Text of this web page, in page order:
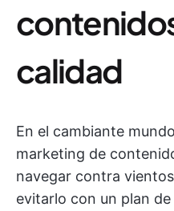
calidad
En el cambiante
marketing de
navegar contra
evitarlo con un plan